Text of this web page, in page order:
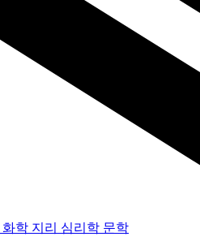
화학 지리 심리학 문학